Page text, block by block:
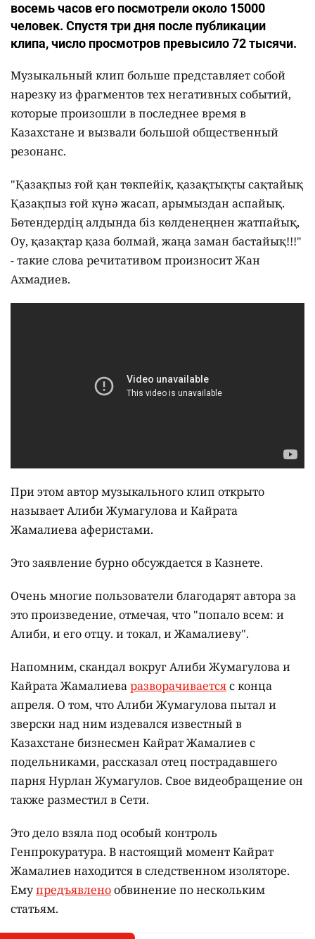
восемь часов его посмотрели около 15000
человек. Спустя три дня после публикации
клипа, число просмотров превысило 72 тысячи.
Музыкальный клип больше представляет собой
нарезку из фрагментов тех негативных событий,
которые произошли в последнее время в
Казахстане и вызвали большой общественный
резонанс.
"Қазақпыз ғой қан төкпейік, қазақтықты сақтайық
Қазақпыз ғой күнә жасап, арымыздан аспайық.
Бөтендердің алдында біз көлденеңнен жатпайық,
Оу, қазақтар қаза болмай, жаңа заман бастайық!!!"
- такие слова речитативом произносит Жан
Ахмадиев.
При этом автор музыкального клип открыто
называет Алиби Жумагулова и Кайрата
Жамалиева аферистами.
Это заявление бурно обсуждается в Казнете.
Очень многие пользователи благодарят автора за
это произведение, отмечая, что "попало всем: и
Алиби, и его отцу. и токал, и Жамалиеву".
Напомним, скандал вокруг Алиби Жумагулова и
Кайрата Жамалиеваразворачиваетсяс конца
апреля. О том, что Алиби Жумагулова пытал и
зверски над ним издевался известный в
Казахстане бизнесмен Кайрат Жамалиев с
подельниками, рассказал отец пострадавшего
парня Нурлан Жумагулов. Свое видеобращение он
также разместил в Сети.
Это дело взяла под особый контроль
Генпрокуратура. В настоящий момент Кайрат
Жамалиев находится в следственном изоляторе.
Емупредъявленообвинение по нескольким
статьям.